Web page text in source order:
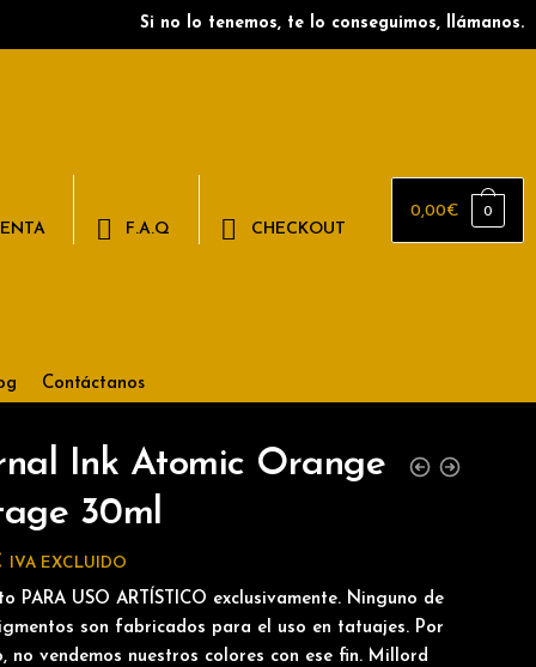
Si no lo tenemos, te lo conseguimos, llámanos.
F.A.Q CHECKOUT
0,00€ 0
Contáctanos
Ink Atomic Orange
30ml
IVA EXCLUIDO
PARA USO ARTÍSTICO exclusivamente. Ninguno de
son fabricados para el uso en tatuajes. Por
no vendemos nuestros colores con ese fin. Millord